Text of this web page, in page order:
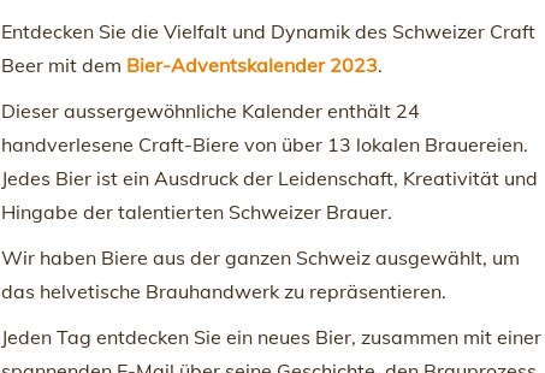
Entdecken Sie die Vielfalt und Dynamik des Schweizer Craft
Beer mit dem Bier-Adventskalender 2023.
Dieser aussergewöhnliche Kalender enthält 24
handverlesene Craft-Biere von über 13 lokalen Brauereien.
Jedes Bier ist ein Ausdruck der Leidenschaft, Kreativität und
Hingabe der talentierten Schweizer Brauer.
Wir haben Biere aus der ganzen Schweiz ausgewählt, um
das helvetische Brauhandwerk zu repräsentieren.
Jeden Tag entdecken Sie ein neues Bier, zusammen mit einer